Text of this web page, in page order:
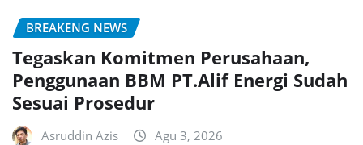
BREAKENG NEWS
Tegaskan Komitmen Perusahaan,
Penggunaan BBM PT.Alif Energi Sudah
Sesuai Prosedur
Asruddin Azis Agu 3, 2026